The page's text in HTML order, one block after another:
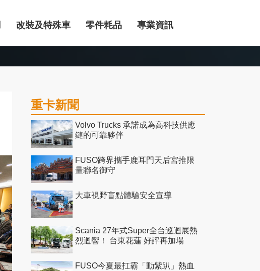
改裝及特殊車 零件耗品 專業資訊
重卡新聞
Volvo Trucks 承諾成為高科技供應
鏈的可靠夥伴
FUSO跨界攜手鹿耳門天后宮推限
量聯名御守
大車視野盲點體驗安全宣導
Scania 27年式Super全台巡迴展熱
烈迴響！ 台東花蓮 好評再加場
FUSO今夏最扛霸「動紫趴」熱血